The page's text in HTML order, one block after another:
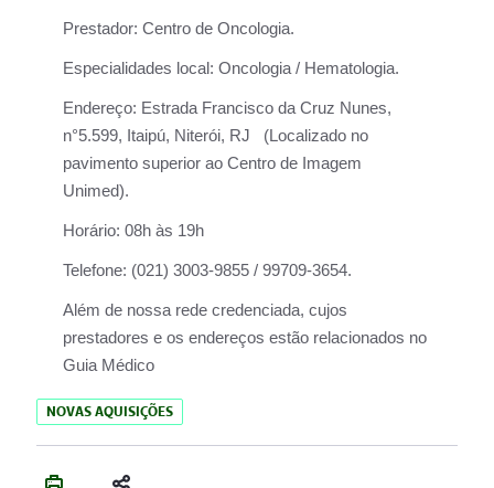
Prestador: Centro de Oncologia.
Especialidades local: Oncologia / Hematologia.
Endereço: Estrada Francisco da Cruz Nunes,
n°5.599, Itaipú, Niterói, RJ (Localizado no
pavimento superior ao Centro de Imagem
Unimed).
Horário: 08h às 19h
Telefone: (021) 3003-9855 / 99709-3654.
Além de nossa rede credenciada, cujos
prestadores e os endereços estão relacionados no
Guia Médico
NOVAS AQUISIÇÕES